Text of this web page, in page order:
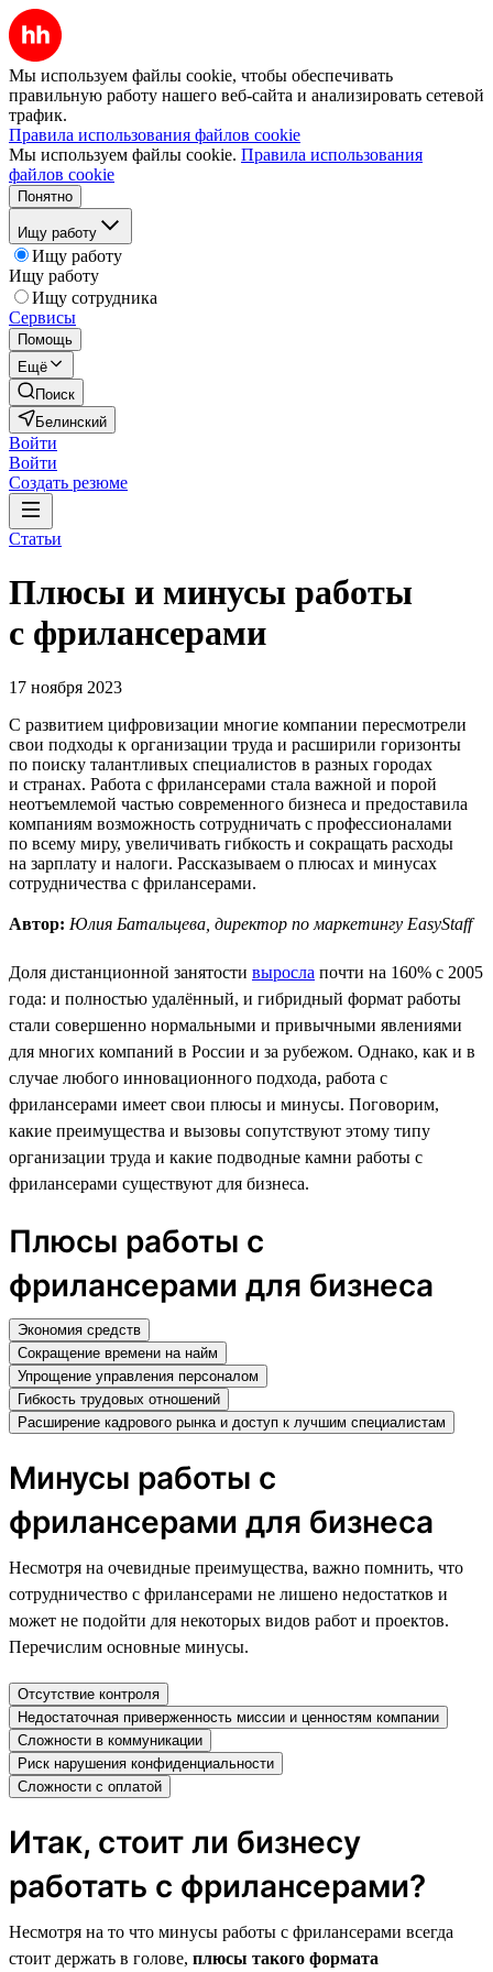
Мы используем файлы cookie, чтобы обеспечивать
правильную работу нашего веб-сайта и анализировать сетевой
трафик.
Правила использования файлов cookie
Мы используем файлы cookie. Правила использования
файлов cookie
Понятно
Ищу работу
Ищу работу
Ищу работу
Ищу сотрудника
Сервисы
Помощь
Ещё
Поиск
Белинский
Войти
Войти
Создать резюме
Статьи
Плюсы и минусы работы
с фрилансерами
17 ноября 2023
С развитием цифровизации многие компании пересмотрели
свои подходы к организации труда и расширили горизонты
по поиску талантливых специалистов в разных городах
и странах. Работа с фрилансерами стала важной и порой
неотъемлемой частью современного бизнеса и предоставила
компаниям возможность сотрудничать с профессионалами
по всему миру, увеличивать гибкость и сокращать расходы
на зарплату и налоги. Рассказываем о плюсах и минусах
сотрудничества с фрилансерами.
Автор: Юлия Батальцева, директор по маркетингу EasyStaff
Доля дистанционной занятости выросла почти на 160% с 2005
года: и полностью удалённый, и гибридный формат работы
стали совершенно нормальными и привычными явлениями
для многих компаний в России и за рубежом. Однако, как и в
случае любого инновационного подхода, работа с
фрилансерами имеет свои плюсы и минусы. Поговорим,
какие преимущества и вызовы сопутствуют этому типу
организации труда и какие подводные камни работы с
фрилансерами существуют для бизнеса.
Плюсы работы с
фрилансерами для бизнеса
Экономия средств
Сокращение времени на найм
Упрощение управления персоналом
Гибкость трудовых отношений
Расширение кадрового рынка и доступ к лучшим специалистам
Минусы работы с
фрилансерами для бизнеса
Несмотря на очевидные преимущества, важно помнить, что
сотрудничество с фрилансерами не лишено недостатков и
может не подойти для некоторых видов работ и проектов.
Перечислим основные минусы.
Отсутствие контроля
Недостаточная приверженность миссии и ценностям компании
Сложности в коммуникации
Риск нарушения конфиденциальности
Сложности с оплатой
Итак, стоит ли бизнесу
работать с фрилансерами?
Несмотря на то что минусы работы с фрилансерами всегда
стоит держать в голове, плюсы такого формата